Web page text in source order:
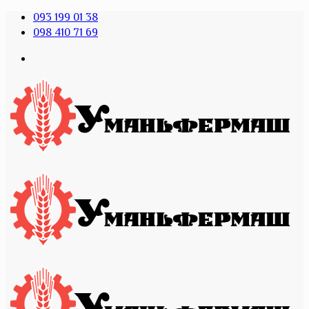
093 199 01 38
098 410 71 69